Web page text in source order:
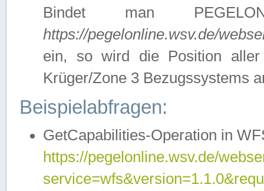
Bindet man
https://pegelonline.wsv.de/
ein, so wird die Position
Krüger/Zone 3 Bezugssystems
Beispielabfragen:
GetCapabilities-Operation in
https://pegelonline.wsv.de/